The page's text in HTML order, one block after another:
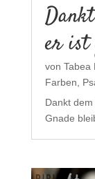
er ist
von Tabea
Farben,
Dankt
Gnade